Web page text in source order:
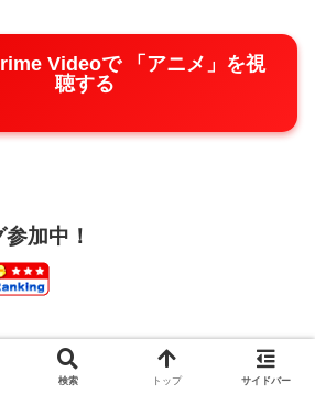
Videoで 「アニメ」を視
聴する
加中！
メ
検索 トップ サイドバー